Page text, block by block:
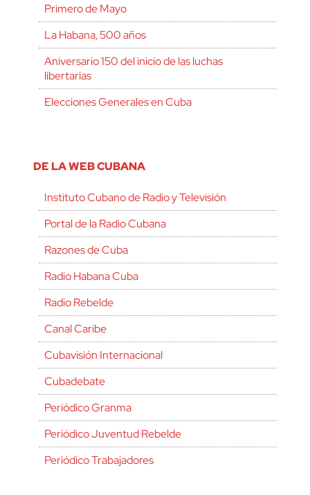
Primero de Mayo
La Habana, 500 años
Aniversario 150 del inicio de las luchas
libertarias
Elecciones Generales en Cuba
DE LA WEB CUBANA
Instituto Cubano de Radio y Televisión
Portal de la Radio Cubana
Razones de Cuba
Radio Habana Cuba
Radio Rebelde
Canal Caribe
Cubavisión Internacional
Cubadebate
Periódico Granma
Periódico Juventud Rebelde
Periódico Trabajadores